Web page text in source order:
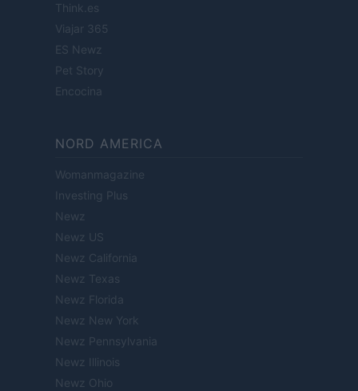
Think.es
Viajar 365
ES Newz
Pet Story
Encocina
NORD AMERICA
Womanmagazine
Investing Plus
Newz
Newz US
Newz California
Newz Texas
Newz Florida
Newz New York
Newz Pennsylvania
Newz Illinois
Newz Ohio